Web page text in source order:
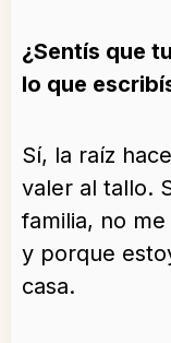
¿Sentís que
lo que
Sí, la raíz
valer al tallo.
familia, no
y porque
casa.